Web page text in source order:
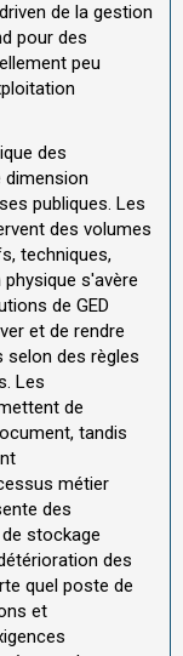
de la gestion
pour des
peu
des
dimension
publiques. Les
des volumes
techniques,
s'avère
de GED
et de rendre
selon des règles
Les
de
tandis
métier
des
stockage
des
quel poste de
et